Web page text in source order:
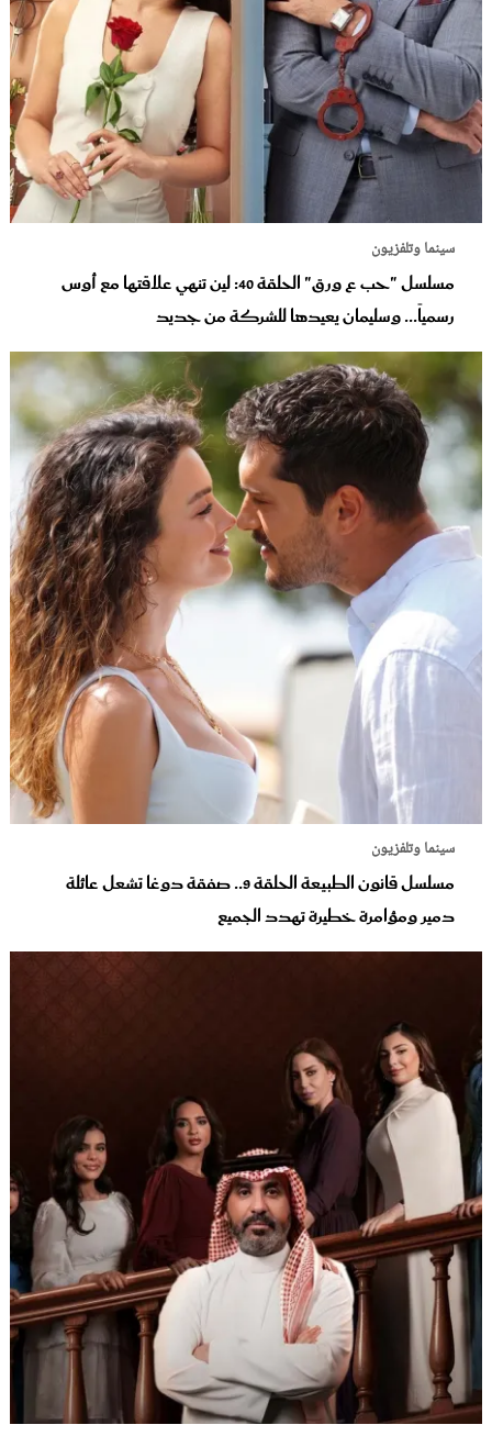
سينما وتلفزيون
مسلسل "حب ع ورق" الحلقة 40: لين تنهي علاقتها مع أوس
رسمياً... وسليمان يعيدها للشركة من جديد
سينما وتلفزيون
مسلسل قانون الطبيعة الحلقة 9.. صفقة دوغا تشعل عائلة
دمير ومؤامرة خطيرة تهدد الجميع